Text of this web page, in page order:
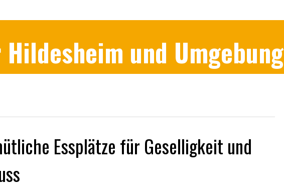
und Umgebung
Essplätze für Geselligkeit und